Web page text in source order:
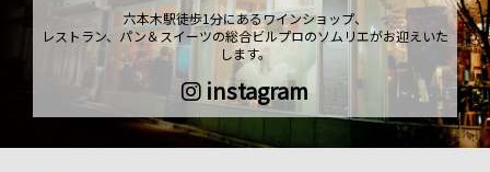
六本木駅徒歩1分にあるワインショップ、
レストラン、パン＆スイーツの総合ビルプロのソムリエがお迎えいた
します。
instagram